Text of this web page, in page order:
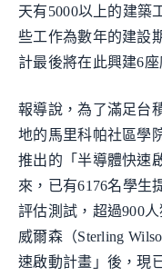
天有5000以上的建築
些工作為數年的建設
計最後將在此興建6座
報導說，為了滿足台
地的馬里科帕社區學
推出的「半導體快速
來，已有6176名學生
評估測試，超過900
威爾森（Sterling
速啟動計畫」後，現